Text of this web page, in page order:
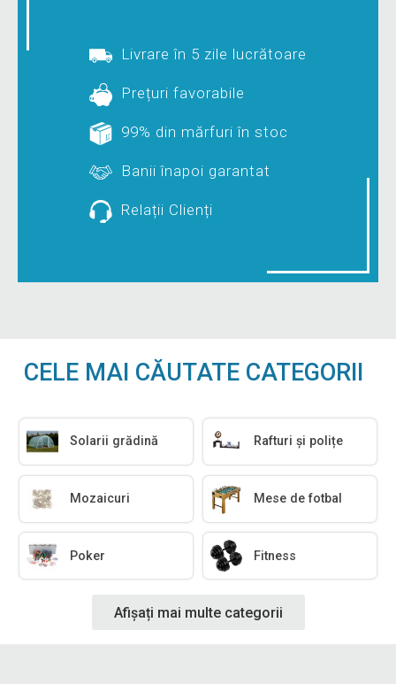
Livrare în 5 zile lucrătoare
Prețuri favorabile
99% din mărfuri în stoc
Banii înapoi garantat
Relații Clienți
CELE MAI CĂUTATE CATEGORII
Solarii grădină Rafturi și polițe
Mozaicuri Mese de fotbal
Poker Fitness
Afișați mai multe categorii